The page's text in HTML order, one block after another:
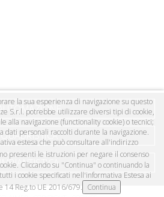
QUADRISTICA
IMPIANTISTICA
la sua esperienza di navigazione su questo
S.r.l. potrebbe utilizzare diversi tipi di cookie,
alla navigazione (functionality cookie) o tecnici;
dati personali raccolti durante la navigazione.
estesa che può consultare all'indirizzo
presenti le istruzioni per negare il consenso
Cliccando su "Continua" o continuando la
i cookie specificati nell'informativa Estesa ai
14 Reg.to UE 2016/679.